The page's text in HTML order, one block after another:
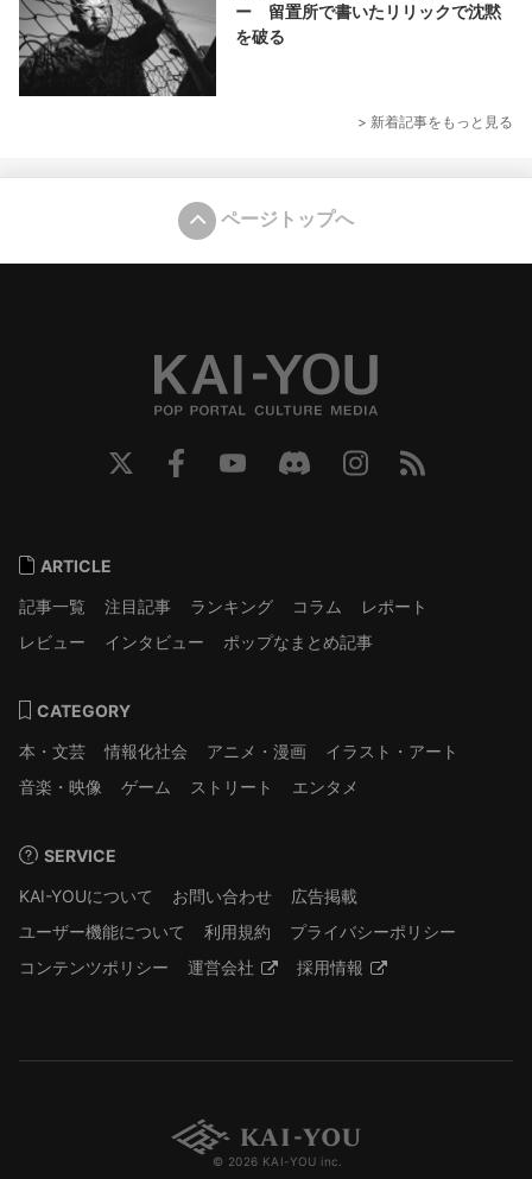
ー 留置所で書いたリリックで沈黙
を破る
> 新着記事をもっと見る
ページトップへ
ARTICLE
記事一覧
注目記事 ランキング コラム
レポート
レビュー
インタビュー ポップなまとめ記事
CATEGORY
本・文芸
情報化社会 アニメ・漫画
イラスト・アート
音楽・映像
ゲーム ストリート エンタメ
SERVICE
KAI-YOUについて
お問い合わせ
広告掲載
ユーザー機能について
利用規約
プライバシーポリシー
コンテンツポリシー
運営会社 採用情報
© 2026 KAI-YOU inc.